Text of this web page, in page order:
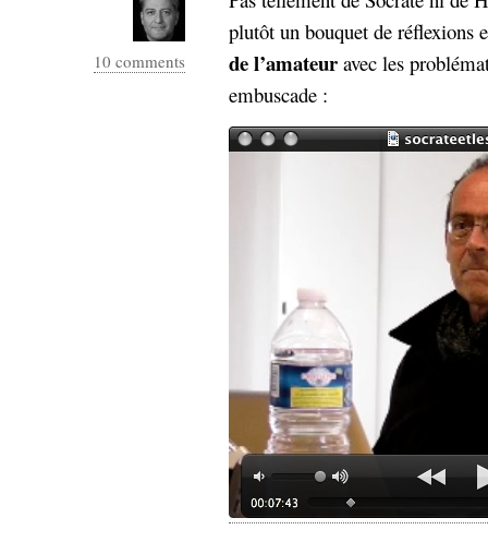
10 comments
plutôt un bouquet de réflexions
de l’amateur avec les
embuscade :
REST
simondon Social-Network